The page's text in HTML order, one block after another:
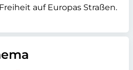
auf Europas Straßen.